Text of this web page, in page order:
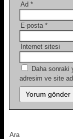
Ad *
E-posta *
İnternet sitesi
Daha sonraki
adresim ve site
Ara